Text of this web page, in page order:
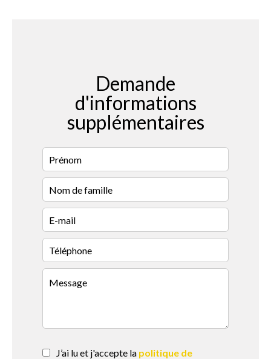
Demande
d'informations
supplémentaires
J’ai lu et j'accepte la politique de